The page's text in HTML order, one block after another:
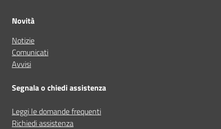
Novità
Notizie
Comunicati
Avvisi
Segnala o chiedi assistenza
Leggi le domande frequenti
Richiedi assistenza